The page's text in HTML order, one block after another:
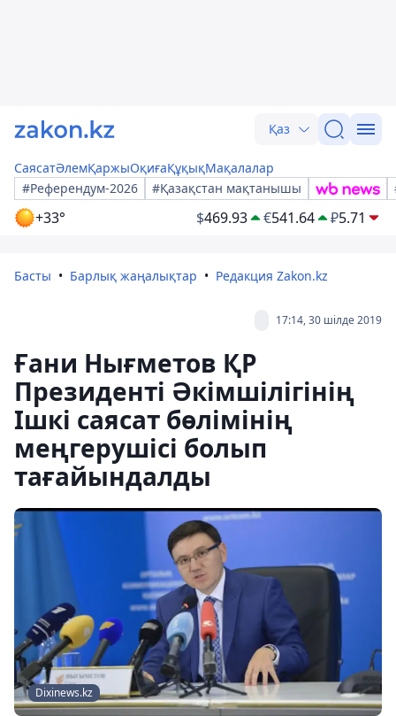
Қаз
СаясатӘлемҚаржыОқиғаҚұқықМақалалар
#Референдум-2026
#Қазақстан мақтанышы
+33° $469.93 €541.64 ₽5.71
Басты Барлық жаңалықтар Редакция Zakon.kz
17:14, 30 шілде 2019
Ғани Нығметов ҚР
Президенті Әкімшілігінің
Ішкі саясат бөлімінің
меңгерушісі болып
тағайындалды
Dixinews.kz